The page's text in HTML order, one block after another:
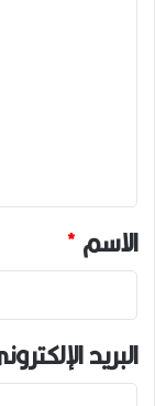
ق
*
الاسم*
البريد